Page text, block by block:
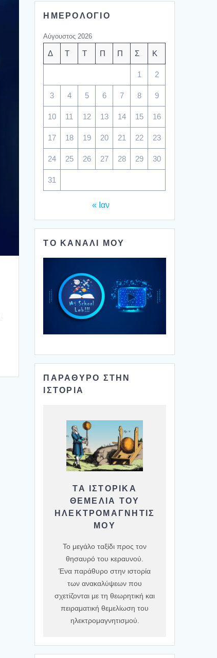
ΗΜΕΡΟΛΟΓΙΟ
Αύγουστος 2026
Δ Τ Τ Π Π Σ Κ
1 2
3 4 5 6 7 8 9
10 11 12 13 14 15 16
17 18 19 20 21 22 23
24 25 26 27 28 29 30
31
« Ιαν
ΤΟ ΚΑΝΑΛΙ ΜΟΥ
ΠΑΡΑΘΥΡΟ ΣΤΗΝ
ΙΣΤΟΡΙΑ
ΤΑ ΙΣΤΟΡΙΚΆ
ΘΕΜΈΛΙΑ ΤΟΥ
ΗΛΕΚΤΡΟΜΑΓΝΗΤΙΣ
ΜΟΎ
Το μεγάλο ταξίδι προς τον
θησαυρό του κεραυνού.
Ένα παράθυρο στην ιστορία
των ανακαλύψεων που
σχετίζονται με τη θεωρητική και
πειραματική θεμελίωση του
ηλεκτρομαγνητισμού.